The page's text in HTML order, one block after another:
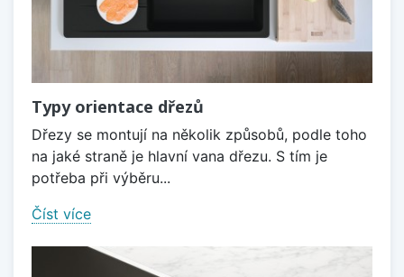
Typy orientace dřezů
Dřezy se montují na několik způsobů, podle toho
na jaké straně je hlavní vana dřezu. S tím je
potřeba při výběru...
Číst více